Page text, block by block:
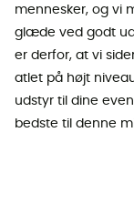
mennesker, og vi
glæde ved godt
er derfor, at vi
atlet på højt
udstyr til dine
bedste til denne